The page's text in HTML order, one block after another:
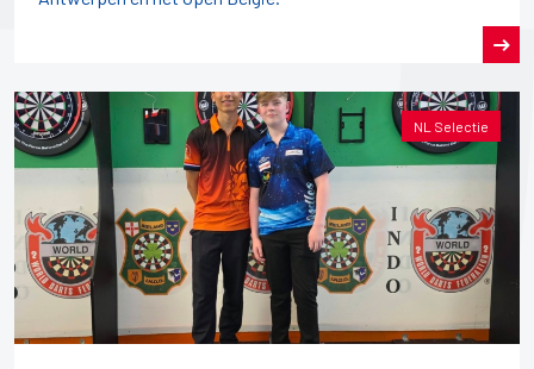
NL Selectie